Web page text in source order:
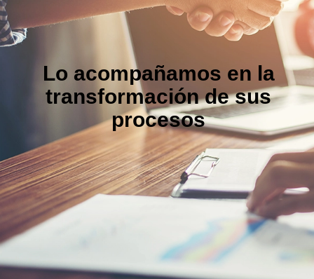
Lo acompañamos en la
transformación de sus
procesos